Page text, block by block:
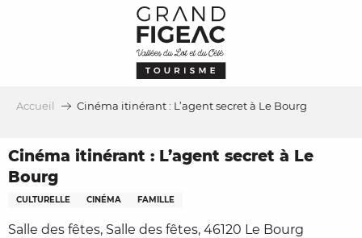
Accueil Cinéma itinérant : L’agent secret à Le Bourg
Cinéma itinérant : L’agent secret à Le
Bourg
CULTURELLE CINÉMA FAMILLE
Salle des fêtes, Salle des fêtes, 46120 Le Bourg